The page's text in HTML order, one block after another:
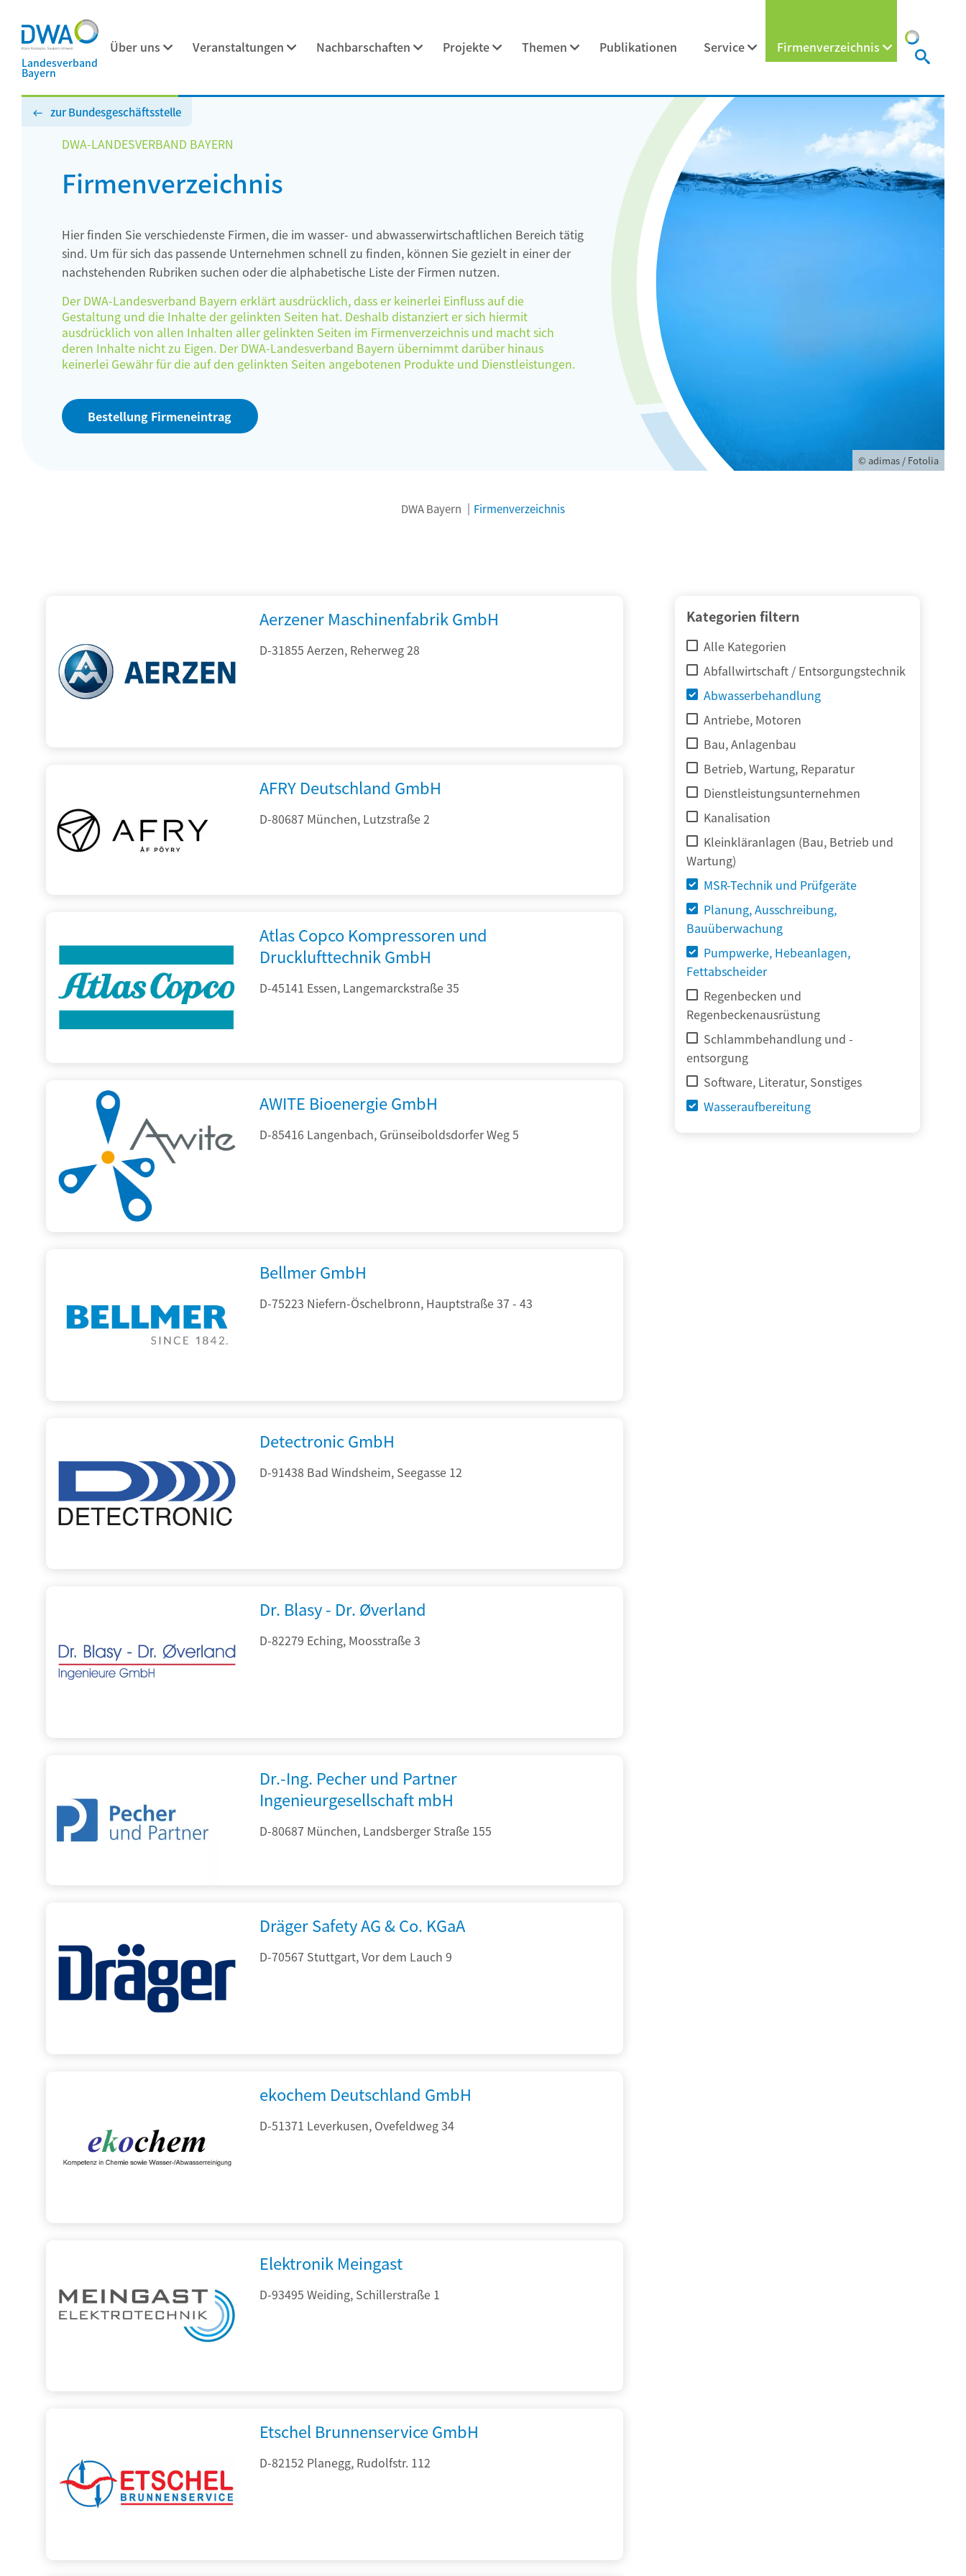
Landesverband
Bayern
Über uns Veranstaltungen Nachbarschaften Projekte Themen Publikationen Service Firmenverzeichnis
zur Bundesgeschäftsstelle
DWA-LANDESVERBAND BAYERN
Firmenverzeichnis
Hier finden Sie verschiedenste Firmen, die im wasser- und abwasserwirtschaftlichen Bereich tätig
sind. Um für sich das passende Unternehmen schnell zu finden, können Sie gezielt in einer der
nachstehenden Rubriken suchen oder die alphabetische Liste der Firmen nutzen.
Der DWA-Landesverband Bayern erklärt ausdrücklich, dass er keinerlei Einfluss auf die
Gestaltung und die Inhalte der gelinkten Seiten hat. Deshalb distanziert er sich hiermit
ausdrücklich von allen Inhalten aller gelinkten Seiten im Firmenverzeichnis und macht sich
deren Inhalte nicht zu Eigen. Der DWA-Landesverband Bayern übernimmt darüber hinaus
keinerlei Gewähr für die auf den gelinkten Seiten angebotenen Produkte und Dienstleistungen.
Bestellung Firmeneintrag
© adimas / Fotolia
DWA Bayern Firmenverzeichnis
Kategorien filtern
Alle Kategorien
Abfallwirtschaft / Entsorgungstechnik
Abwasserbehandlung
Antriebe, Motoren
Bau, Anlagenbau
Betrieb, Wartung, Reparatur
Dienstleistungsunternehmen
Kanalisation
Kleinkläranlagen (Bau, Betrieb und
Wartung)
MSR-Technik und Prüfgeräte
Planung, Ausschreibung,
Bauüberwachung
Pumpwerke, Hebeanlagen,
Fettabscheider
Regenbecken und
Regenbeckenausrüstung
Schlammbehandlung und -
entsorgung
Software, Literatur, Sonstiges
Wasseraufbereitung
Aerzener Maschinenfabrik GmbH
D-31855 Aerzen, Reherweg 28
AFRY Deutschland GmbH
D-80687 München, Lutzstraße 2
Atlas Copco Kompressoren und
Drucklufttechnik GmbH
D-45141 Essen, Langemarckstraße 35
AWITE Bioenergie GmbH
D-85416 Langenbach, Grünseiboldsdorfer Weg 5
Bellmer GmbH
D-75223 Niefern-Öschelbronn, Hauptstraße 37 - 43
Detectronic GmbH
D-91438 Bad Windsheim, Seegasse 12
Dr. Blasy - Dr. Øverland
D-82279 Eching, Moosstraße 3
Dr.-Ing. Pecher und Partner
Ingenieurgesellschaft mbH
D-80687 München, Landsberger Straße 155
Dräger Safety AG & Co. KGaA
D-70567 Stuttgart, Vor dem Lauch 9
ekochem Deutschland GmbH
D-51371 Leverkusen, Ovefeldweg 34
Elektronik Meingast
D-93495 Weiding, Schillerstraße 1
Etschel Brunnenservice GmbH
D-82152 Planegg, Rudolfstr. 112